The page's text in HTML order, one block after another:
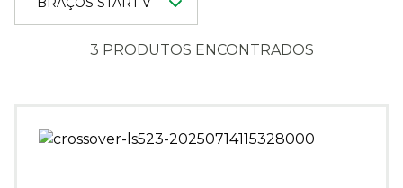
3 PRODUTOS ENCONTRADOS